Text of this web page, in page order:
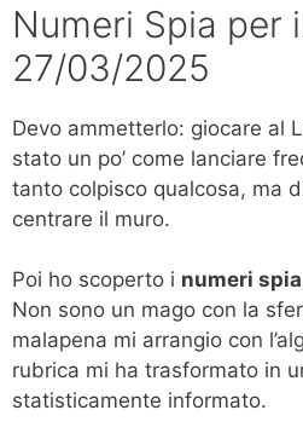
Numeri Spia per
27/03/2025
Devo ammetterlo: giocare al
stato un po’ come lanciare
tanto colpisco qualcosa, ma
centrare il muro.
Poi ho scoperto i numeri spia
Non sono un mago con la
malapena mi arrangio con
rubrica mi ha trasformato in
statisticamente informato.